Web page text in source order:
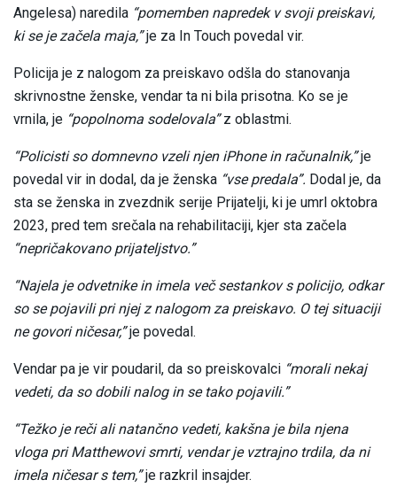
Angelesa) naredila “pomemben napredek v svoji preiskavi,
ki se je začela maja,”je za In Touch povedal vir.
Policija je z nalogom za preiskavo odšla do stanovanja
skrivnostne ženske, vendar ta ni bila prisotna. Ko se je
vrnila, je “popolnoma sodelovala”z oblastmi.
“Policisti so domnevno vzeli njen iPhone in računalnik,”je
povedal vir in dodal, da je ženska “vse predala”. Dodal je, da
sta se ženska in zvezdnik serije Prijatelji, ki je umrl oktobra
2023, pred tem srečala na rehabilitaciji, kjer sta začela
“nepričakovano prijateljstvo.”
“Najela je odvetnike in imela več sestankov s policijo, odkar
so se pojavili pri njej z nalogom za preiskavo. O tej situaciji
ne govori ničesar,”je povedal.
Vendar pa je vir poudaril, da so preiskovalci “morali nekaj
vedeti, da so dobili nalog in se tako pojavili.”
“Težko je reči ali natančno vedeti, kakšna je bila njena
vloga pri Matthewovi smrti, vendar je vztrajno trdila, da ni
imela ničesar s tem,”je razkril insajder.